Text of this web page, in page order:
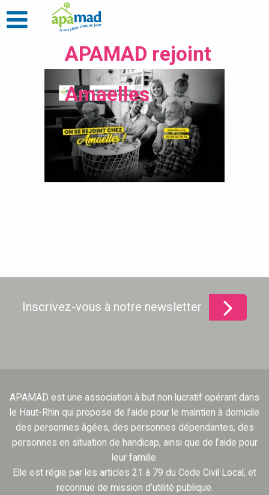
APAMAD rejoint
Amaelles
Inscrivez-vous à notre newsletter
APAMAD est une association à but non lucratif opérant dans
le Haut-Rhin qui propose de l’aide pour le maintien à domicile
des personnes âgées, des personnes dépendantes, des
personnes en situation de handicap, ainsi que de l’aide pour
leur famille.
Elle est régie par les articles 21 à 79 du Code Civil Local, et
reconnue de mission d’utilité publique.